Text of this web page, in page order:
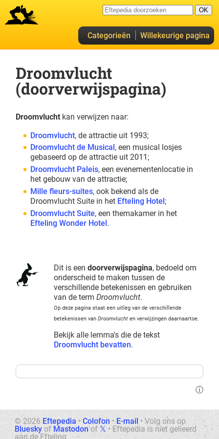
Categorieën Willekeurige pagina
Droomvlucht
(doorverwijspagina)
Droomvlucht kan verwijzen naar:
Droomvlucht, de attractie uit 1993;
Droomvlucht de Musical , een musical losjes
gebaseerd op de attractie uit 2011;
Droomvlucht Paleis, een evenementenlocatie in
het gebouw van de attractie;
Mille fleurs-suites, ook bekend als de
Droomvlucht Suite in het Efteling Hotel;
Droomvlucht Suite, een themakamer in het
Efteling Wonder Hotel.
Dit is een doorverwijspagina, bedoeld om
onderscheid te maken tussen de
verschillende betekenissen en gebruiken
van de term Droomvlucht.
Op deze pagina staat een uitleg van de verschillende
betekenissen van Droomvlucht en verwijzingen daarnaartoe.
Bekijk alle lemma's die de tekst
Droomvlucht bevatten.
ⓘ
© 2026 Eftepedia • Colofon•E-mail •Volg ons op
Bluesky of Mastodonof 𝕏 • Eftepedia is niet gelieerd
aan de Efteling